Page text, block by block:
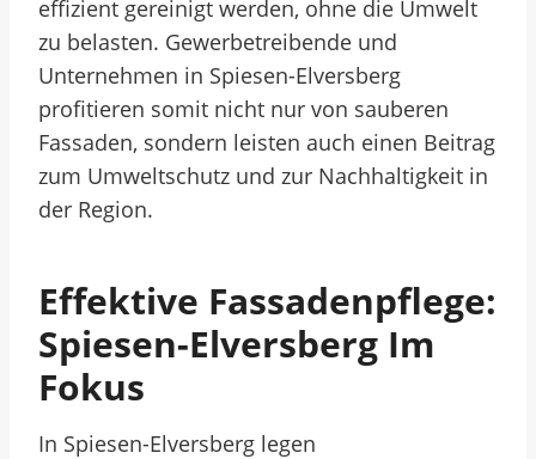
effizient gereinigt werden, ohne die Umwelt
zu belasten. Gewerbetreibende und
Unternehmen in Spiesen-Elversberg
profitieren somit nicht nur von sauberen
Fassaden, sondern leisten auch einen Beitrag
zum Umweltschutz und zur Nachhaltigkeit in
der Region.
Effektive Fassadenpflege:
Spiesen-Elversberg Im
Fokus
In Spiesen-Elversberg legen